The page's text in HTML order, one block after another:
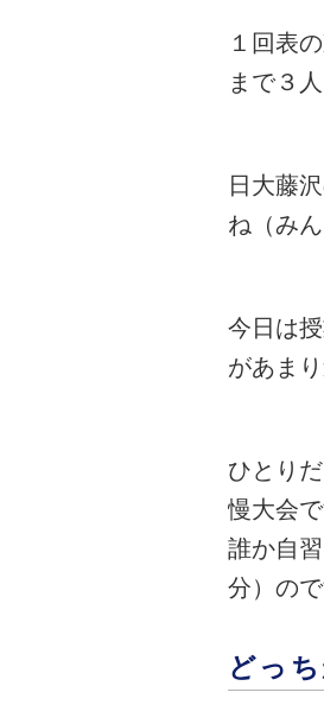
１回表
まで３
日大藤
ね（み
今日は
があま
ひとり
慢大会で
誰か自
分）ので
どっ